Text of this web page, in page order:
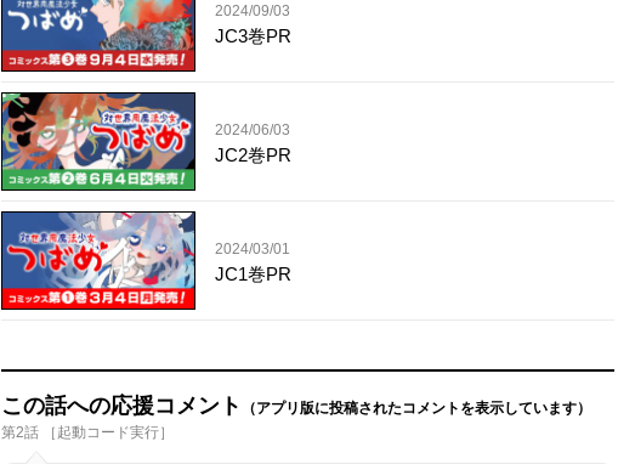
2024/09/03
JC3巻PR
2024/06/03
JC2巻PR
2024/03/01
JC1巻PR
この話への応援コメント
（アプリ版に投稿されたコメントを表示しています）
第2話 ［起動コード実行］